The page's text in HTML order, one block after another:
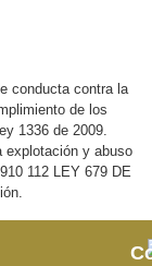
conducta contra la
de los
1336 de 2009.
explotación y abuso
112 LEY 679 DE